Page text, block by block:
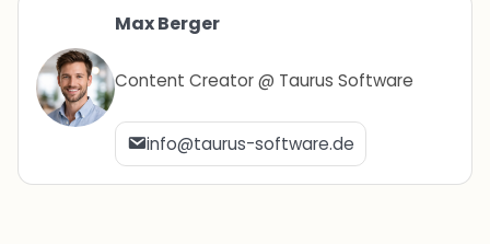
Max Berger
Content Creator @ Taurus Software
info@taurus-software.de